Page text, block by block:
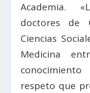
Academia.
doctores de
Ciencias
Medicina
respeto que